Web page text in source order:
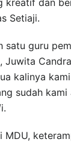
Setiaji.
satu guru
Juwita
kalinya
sudah kami
MDU,